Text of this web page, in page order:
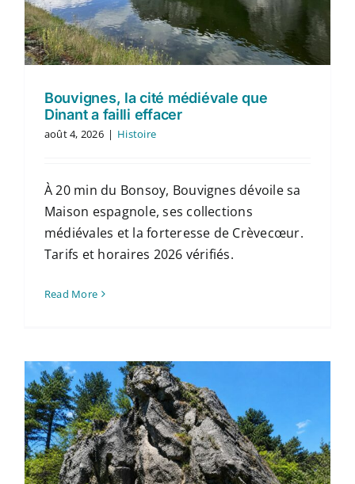
Contact
Français
Bouvignes, la cité médiévale que
Dinant a failli effacer
août 4, 2026 | Histoire
À 20 min du Bonsoy, Bouvignes dévoile sa
Maison espagnole, ses collections
médiévales et la forteresse de Crèvecœur.
Tarifs et horaires 2026 vérifiés.
Read More